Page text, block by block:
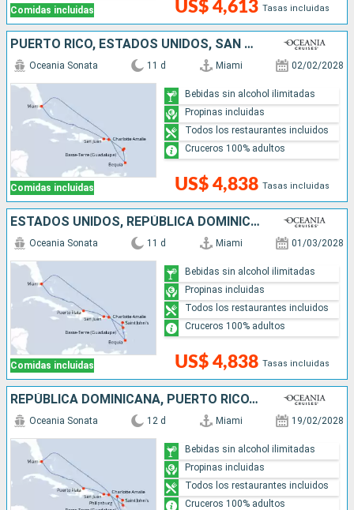
Comidas incluidas US$ 4,613 Tasas incluidas
PUERTO RICO, ESTADOS UNIDOS, SAN VINCENT Y LAS GRANADINAS
Comidas incluidas
Oceania Sonata 11 d Miami 02/02/2028
US$ 4,838 Tasas incluidas
Bebidas sin alcohol ilimitadas
Propinas incluidas
Todos los restaurantes incluidos
Cruceros 100% adultos
ESTADOS UNIDOS, REPÚBLICA DOMINICANA, PUERTO RICO, ANTIGUA Y BARBUDA, SAN VINCENT Y LAS GRANADINAS
Comidas incluidas
Oceania Sonata 11 d Miami 01/03/2028
US$ 4,838 Tasas incluidas
Bebidas sin alcohol ilimitadas
Propinas incluidas
Todos los restaurantes incluidos
Cruceros 100% adultos
REPÚBLICA DOMINICANA, PUERTO RICO, ANTIGUA Y BARBUDA, SAN MARTÍN, SAN VINCENT Y LAS GRANADINAS, ESTADOS UNIDOS
Oceania Sonata 12 d Miami 19/02/2028
Bebidas sin alcohol ilimitadas
Propinas incluidas
Todos los restaurantes incluidos
Cruceros 100% adultos